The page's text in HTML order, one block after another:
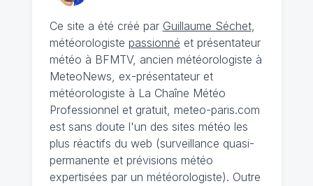
Ce site a été créé par Guillaume Séchet,
météorologiste passionné et présentateur
météo à BFMTV, ancien météorologiste à
MeteoNews, ex-présentateur et
météorologiste à La Chaîne Météo
Professionnel et gratuit, meteo-paris.com
est sans doute l'un des sites météo les
plus réactifs du web (surveillance quasi-
permanente et prévisions météo
expertisées par un météorologiste). Outre